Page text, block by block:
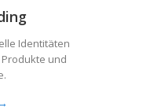
Identitäten
und